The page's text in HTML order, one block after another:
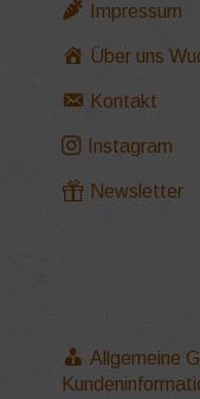
Impressum
Über uns
Kontakt
Instagram
Newsletter
Allgemeine